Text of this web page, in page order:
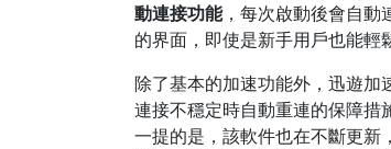
動連接功能，每次啟動後會自動
的界面，即使是新手用戶也能輕
除了基本的加速功能外，迅遊加
連接不穩定時自動重連的保障措
一提的是，該軟件也在不斷更新